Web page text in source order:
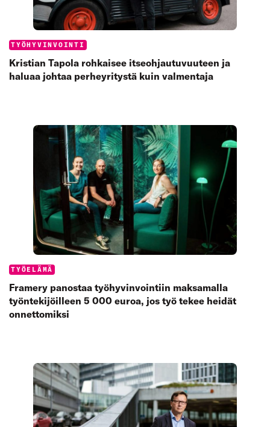
Categories:
TYÖHYVINVOINTI
Kristian Tapola rohkaisee itseohjautuvuuteen ja
haluaa johtaa perheyritystä kuin valmentaja
Categories:
TYÖELÄMÄ
Framery panostaa työhyvinvointiin maksamalla
työntekijöilleen 5 000 euroa, jos työ tekee heidät
onnettomiksi